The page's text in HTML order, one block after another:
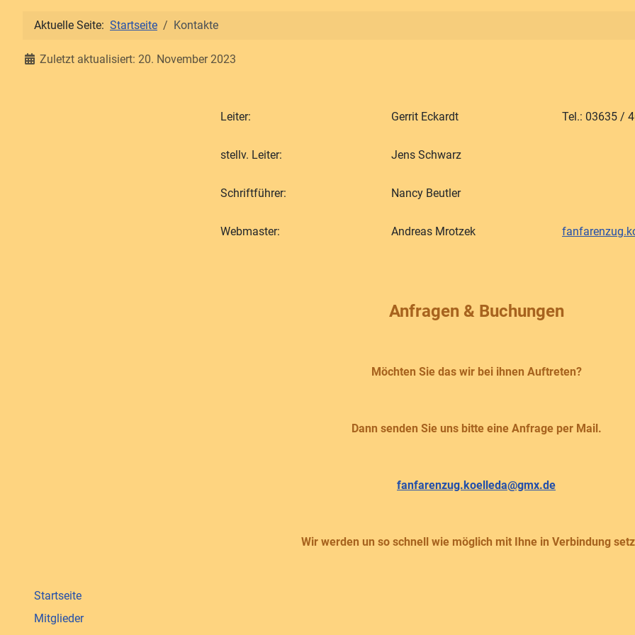
Startseite
Mitglieder
Aktuelle Seite: Startseite Kontakte
DetailsZuletzt aktualisiert: 20. November 2023
Leiter: Gerrit Eckardt Tel.: 03635 /
stellv. Leiter: Jens Schwarz
Schriftführer: Nancy Beutler
Webmaster: Andreas Mrotzek
Anfragen & Buchungen
Möchten Sie das wir bei ihnen Auftreten?
Dann senden Sie uns bitte eine Anfrage per Mail.
fanfarenzug.koelleda@gmx.de
Wir werden un so schnell wie möglich mit Ihne in Verbindung